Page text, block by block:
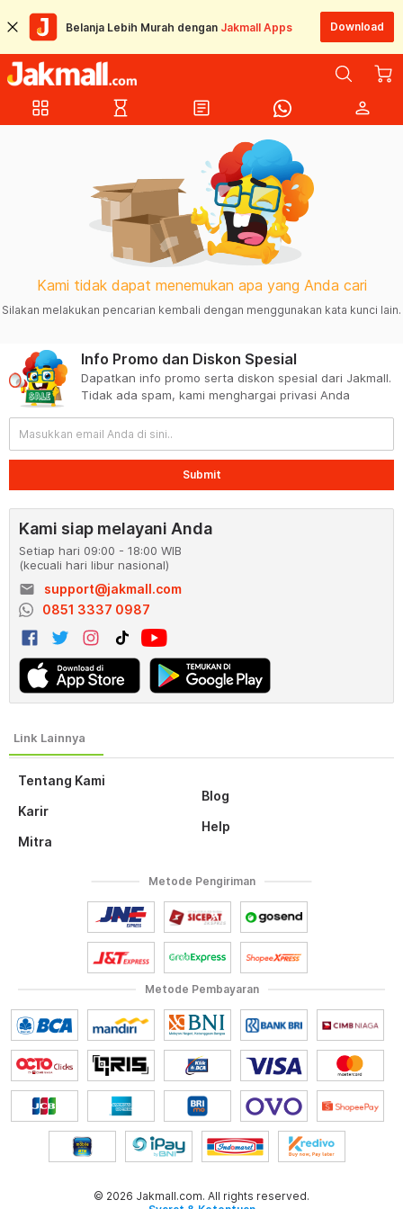
Belanja Lebih Murah dengan Jakmall Apps Download
grid_view hourglass_empty article person
Kami tidak dapat menemukan apa yang Anda cari
Silakan melakukan pencarian kembali dengan menggunakan kata kunci lain.
Tentang Kami
Karir
Mitra
Blog
Help
Info Promo dan Diskon Spesial
Dapatkan info promo serta diskon spesial dari Jakmall.
Tidak ada spam, kami menghargai privasi Anda
Submit
Kami siap melayani Anda
Setiap hari 09:00 - 18:00 WIB
(kecuali hari libur nasional)
email
support@jakmall.com
0851 3337 0987
Metode Pembayaran
Metode Pengiriman
© 2026 Jakmall.com. All rights reserved.